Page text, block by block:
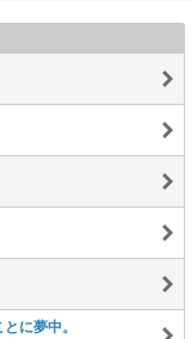
に夢中。